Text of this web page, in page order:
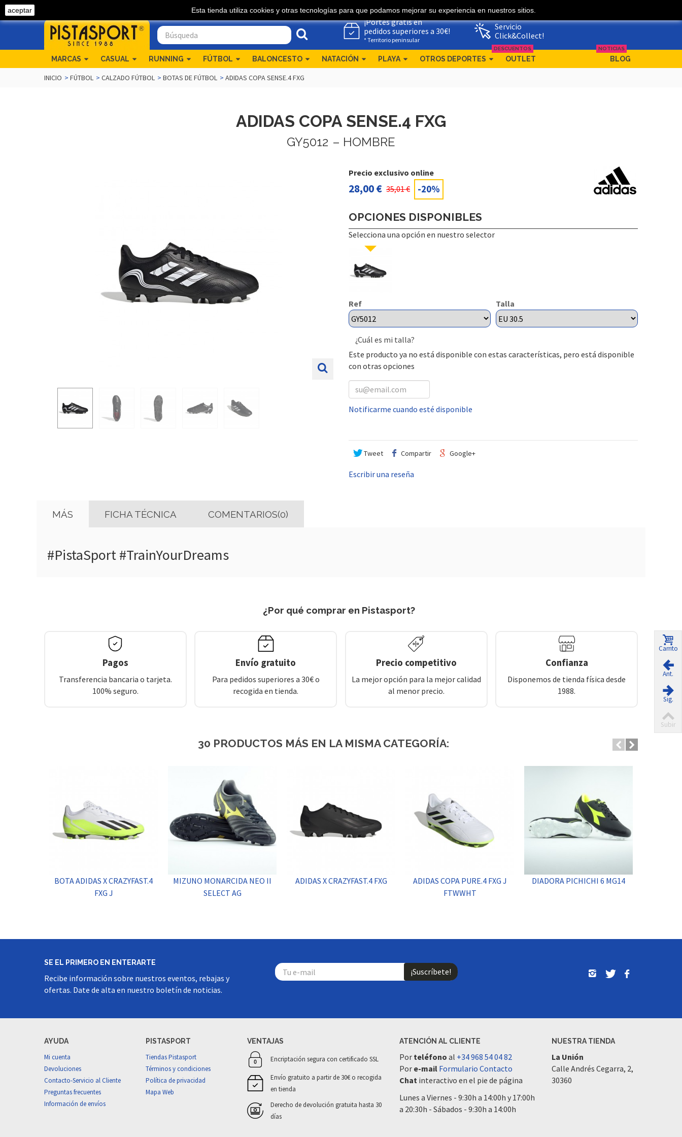
¡Portes gratis en
pedidos superiores a 30€!
* Territorio peninsular
Servicio
Click&Collect!
MARCAS CASUAL RUNNING FÚTBOL BALONCESTO NATACIÓN PLAYA OTROS DEPORTES OUTLET
DESCUENTOS
BLOG
NOTICIAS
INICIO > FÚTBOL > CALZADO FÚTBOL > BOTAS DE FÚTBOL > ADIDAS COPA SENSE.4 FXG
ADIDAS COPA SENSE.4 FXG
GY5012 – HOMBRE
Precio exclusivo online
28,00 € 35,01 € -20%
OPCIONES DISPONIBLES
Selecciona una opción en nuestro selector
Ref Talla
¿Cuál es mi talla?
Este producto ya no está disponible con estas características, pero está disponible
con otras opciones
Notificarme cuando esté disponible
Tweet Compartir Google+
Escribir una reseña
MÁS FICHA TÉCNICA COMENTARIOS(0)
#PistaSport #TrainYourDreams
¿Por qué comprar en Pistasport?
Pagos
Transferencia bancaria o tarjeta.
100% seguro.
Envío gratuito
Para pedidos superiores a 30€ o
recogida en tienda.
Precio competitivo
La mejor opción para la mejor calidad
al menor precio.
Confianza
Disponemos de tienda física desde
1988.
30 PRODUCTOS MÁS EN LA MISMA CATEGORÍA:
BOTA ADIDAS X CRAZYFAST.4
FXG J
MIZUNO MONARCIDA NEO II
SELECT AG
ADIDAS X CRAZYFAST.4 FXG
ADIDAS COPA PURE.4 FXG J
FTWWHT
DIADORA PICHICHI 6 MG14
SE EL PRIMERO EN ENTERARTE
Recibe información sobre nuestros eventos, rebajas y
ofertas. Date de alta en nuestro boletín de noticias.
¡Suscríbete!
AYUDA
Mi cuenta
Devoluciones
Contacto-Servicio al Cliente
Preguntas frecuentes
Información de envíos
PISTASPORT
Tiendas Pistasport
Términos y condiciones
Política de privacidad
Mapa Web
VENTAJAS
Encriptación segura con certificado SSL
Envío gratuito a partir de 30€ o recogida
en tienda
Derecho de devolución gratuita hasta 30
días
ATENCIÓN AL CLIENTE
Por teléfono al +34 968 54 04 82
Por e-mail Formulario Contacto
Chat interactivo en el pie de página
Lunes a Viernes - 9:30h a 14:00h y 17:00h
a 20:30h - Sábados - 9:30h a 14:00h
NUESTRA TIENDA
La Unión
Calle Andrés Cegarra, 2,
30360
aceptar Esta tienda utiliza cookies y otras tecnologías para que podamos mejorar su experiencia en nuestros sitios.
Carrito
Ant.
Sig.
Subir